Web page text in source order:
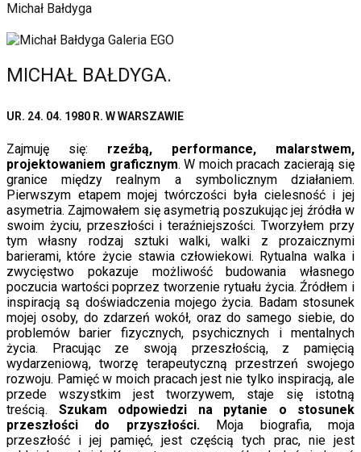
Michał Bałdyga
MICHAŁ BAŁDYGA.
UR. 24. 04. 1980 R. W WARSZAWIE
Zajmuję się: rzeźbą, performance, malarstwem,
projektowaniem graficznym. W moich pracach zacierają się
granice między realnym a symbolicznym działaniem.
Pierwszym etapem mojej twórczości była cielesność i jej
asymetria. Zajmowałem się asymetrią poszukując jej źródła w
swoim życiu, przeszłości i teraźniejszości. Tworzyłem przy
tym własny rodzaj sztuki walki, walki z prozaicznymi
barierami, które życie stawia człowiekowi. Rytualna walka i
zwycięstwo pokazuje możliwość budowania własnego
poczucia wartości poprzez tworzenie rytuału życia. Źródłem i
inspiracją są doświadczenia mojego życia. Badam stosunek
mojej osoby, do zdarzeń wokół, oraz do samego siebie, do
problemów barier fizycznych, psychicznych i mentalnych
życia. Pracując ze swoją przeszłością, z pamięcią
wydarzeniową, tworzę terapeutyczną przestrzeń swojego
rozwoju. Pamięć w moich pracach jest nie tylko inspiracją, ale
przede wszystkim jest tworzywem, staje się istotną
treścią. Szukam odpowiedzi na pytanie o stosunek
przeszłości do przyszłości.Moja biografia, moja
przeszłość i jej pamięć, jest częścią tych prac, nie jest